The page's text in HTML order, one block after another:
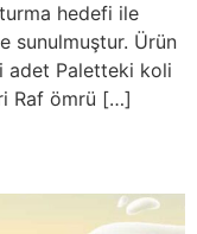
hedefi ile
sunulmuştur. Ürün
adet Paletteki koli
Raf ömrü […]